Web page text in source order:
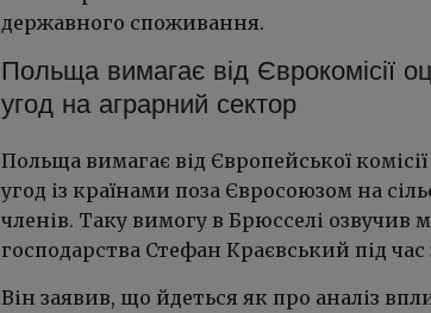
державного споживання.
Польща вимагає від Єврокомісії
угод на аграрний сектор
Польща вимагає від Європейської
угод із країнами поза Євросоюзом на
членів. Таку вимогу в Брюсселі озвучив
господарства Стефан Краєвський під час
Він заявив, що йдеться як про аналіз